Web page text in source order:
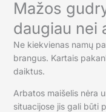
Mažos
daugiau nei
Ne kiekvienas namų
brangus. Kartais
daiktus.
Arbatos maišelis nėra
situacijose jis gali būti